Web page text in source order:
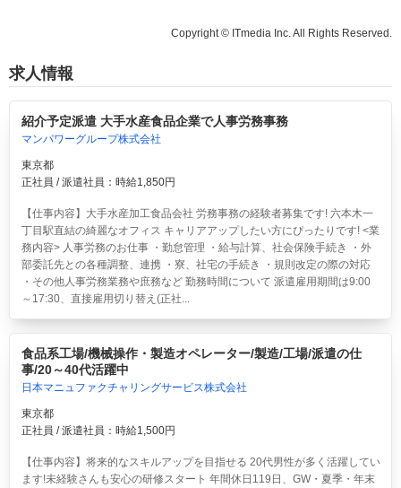
Copyright © ITmedia Inc. All Rights Reserved.
求人情報
紹介予定派遣 大手水産食品企業で人事労務事務
マンパワーグループ株式会社
東京都
正社員 / 派遣社員：時給1,850円
【仕事内容】大手水産加工食品会社 労務事務の経験者募集です! 六本木一
丁目駅直結の綺麗なオフィス キャリアアップしたい方にぴったりです! <業
務内容> 人事労務のお仕事 ・勤怠管理 ・給与計算、社会保険手続き ・外
部委託先との各種調整、連携 ・寮、社宅の手続き ・規則改定の際の対応
・その他人事労務業務や庶務など 勤務時間について 派遣雇用期間は9:00
～17:30、直接雇用切り替え(正社...
食品系工場/機械操作・製造オペレーター/製造/工場/派遣の仕
事/20～40代活躍中
日本マニュファクチャリングサービス株式会社
東京都
正社員 / 派遣社員：時給1,500円
【仕事内容】将来的なスキルアップを目指せる 20代男性が多く活躍してい
ます!未経験さんも安心の研修スタート 年間休日119日、GW・夏季・年末